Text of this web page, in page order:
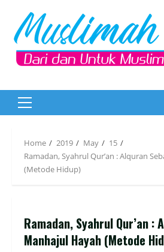
content
Primary
Home 2019 May
15
Ramadan, Syahrul Qur’an : Alquran
(Metode Hidup)
Ramadan, Syahrul Qur’an :
Manhajul Hayah (Metode